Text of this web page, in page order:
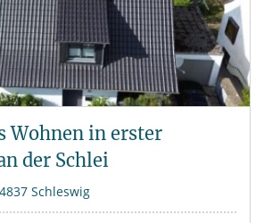
Wohnen in erster
der Schlei
Schleswig